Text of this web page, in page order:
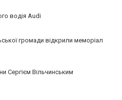
водія Audi
громади відкрили меморіал
Сергієм Вільчинським